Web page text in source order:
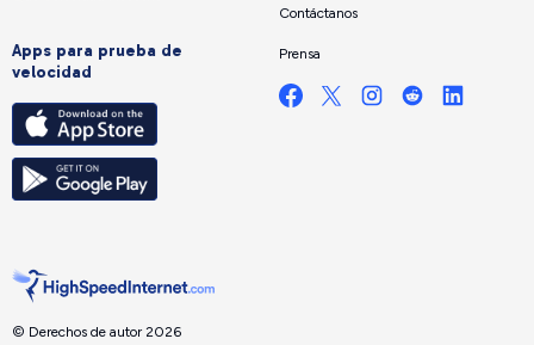
Apps para prueba de
velocidad
Contáctanos
Prensa
© Derechos de autor 2026